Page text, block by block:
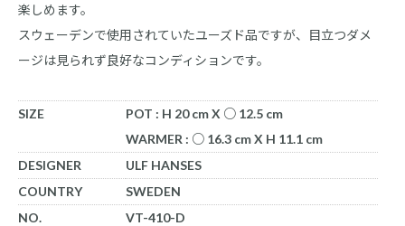
楽しめます。
スウェーデンで使用されていたユーズド品ですが、目立つダメ
ージは見られず良好なコンディションです。
SIZE
POT : H 20 cm X ○ 12.5 cm
WARMER : ○ 16.3 cm X H 11.1 cm
DESIGNER
ULF HANSES
COUNTRY
SWEDEN
NO.
VT-410-D